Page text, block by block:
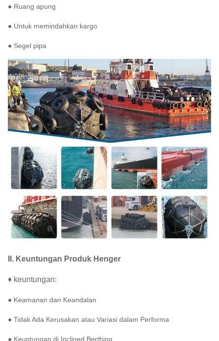
● Ruang apung
● Untuk memindahkan kargo
● Segel pipa
II. Keuntungan Produk Henger
♦ keuntungan:
● Keamanan dan Keandalan
● Tidak Ada Kerusakan atau Variasi dalam Performa
● Keuntungan di Inclined Berthing